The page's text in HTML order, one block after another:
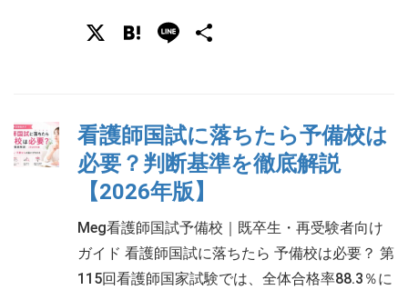
X Hatena
Line
看護師国試に落ちたら予備校は
必要？判断基準を徹底解説
【2026年版】
Meg看護師国試予備校｜既卒生・再受験者向け
ガイド 看護師国試に落ちたら 予備校は必要？ 第
115回看護師国家試験では、全体合格率88.3％に